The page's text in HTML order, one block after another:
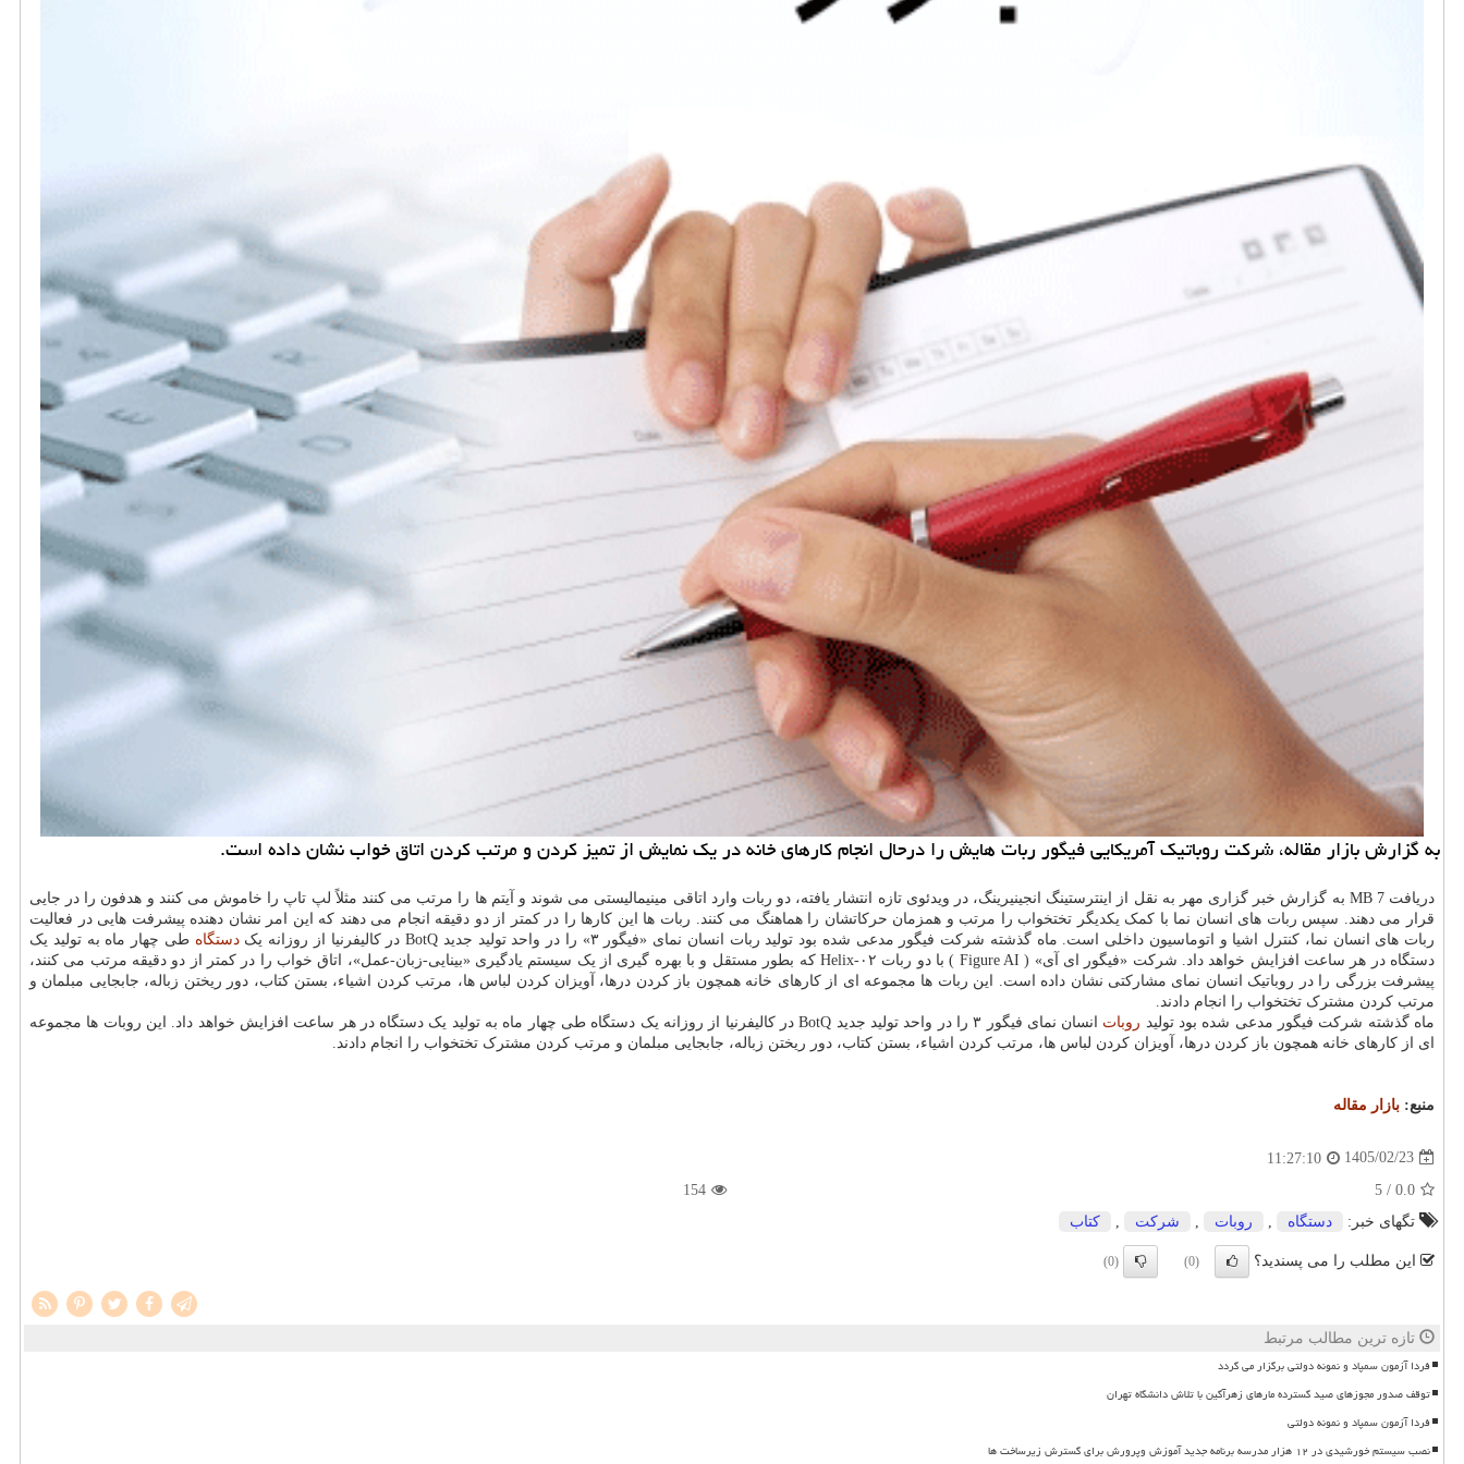
به گزارش بازار مقاله، شرکت روباتیک آمریکایی فیگور ربات هایش را درحال انجام کارهای خانه در یک نمایش از تمیز کردن و مرتب کردن اتاق خواب نشان داده است.
دریافت 7 MB به گزارش خبر گزاری مهر به نقل از اینترستینگ انجینیرینگ، در ویدئوی تازه انتشار یافته، دو ربات وارد اتاقی مینیمالیستی می شوند و آیتم ها را مرتب می کنند مثلاً لپ تاپ را خاموش می کنند و هدفون را در جایی
قرار می دهند. سپس ربات های انسان نما با کمک یکدیگر تختخواب را مرتب و همزمان حرکاتشان را هماهنگ می کنند. ربات ها این کارها را در کمتر از دو دقیقه انجام می دهند که این امر نشان دهنده پیشرفت هایی در فعالیت
ربات های انسان نما، کنترل اشیا و اتوماسیون داخلی است. ماه گذشته شرکت فیگور مدعی شده بود تولید ربات انسان نمای «فیگور ۳» را در واحد تولید جدید BotQ در کالیفرنیا از روزانه یک
دستگاه طی چهار ماه به تولید یک
دستگاه در هر ساعت افزایش خواهد داد. شرکت «فیگور ای آی» ( Figure AI ) با دو ربات Helix-۰۲ که بطور مستقل و با بهره گیری از یک سیستم یادگیری «بینایی-زبان-عمل»، اتاق خواب را در کمتر از دو دقیقه مرتب می کنند،
پیشرفت بزرگی را در روباتیک انسان نمای مشارکتی نشان داده است. این ربات ها مجموعه ای از کارهای خانه همچون باز کردن درها، آویزان کردن لباس ها، مرتب کردن اشیاء، بستن کتاب، دور ریختن زباله، جابجایی مبلمان و
مرتب کردن مشترک تختخواب را انجام دادند.
ماه گذشته شرکت فیگور مدعی شده بود تولید روبات
انسان نمای فیگور ۳ را در واحد تولید جدید BotQ در کالیفرنیا از روزانه یک دستگاه طی چهار ماه به تولید یک دستگاه در هر ساعت افزایش خواهد داد. این روبات ها مجموعه
ای از کارهای خانه همچون باز کردن درها، آویزان کردن لباس ها، مرتب کردن اشیاء، بستن کتاب، دور ریختن زباله، جابجایی مبلمان و مرتب کردن مشترک تختخواب را انجام دادند.
منبع: بازار مقاله
1405/02/23
11:27:10
0.0
/ 5
154
تگهای خبر:
دستگاه روبات شركت كتاب
این مطلب را می پسندید؟ (0)
(0)
تازه ترین مطالب مرتبط
فردا آزمون سمپاد و نمونه دولتی برگزار می گردد
توقف صدور مجوزهای صید گسترده مارهای زهرآگین با تلاش دانشگاه تهران
فردا آزمون سمپاد و نمونه دولتی
نصب سیستم خورشیدی در ۱۲ هزار مدرسه برنامه جدید آموزش وپرورش برای گسترش زیرساخت ها